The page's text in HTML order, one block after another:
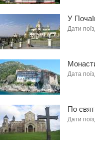
У
Дати
Дата
По
Дати